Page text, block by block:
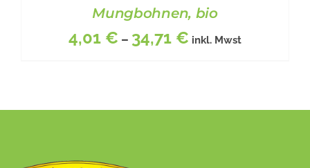
Mungbohnen, bio
4,01 € – 34,71 € inkl. Mwst